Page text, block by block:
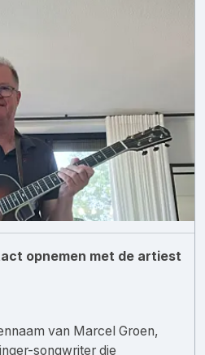
opnemen met de artiest
van Marcel Groen,
songwriter die